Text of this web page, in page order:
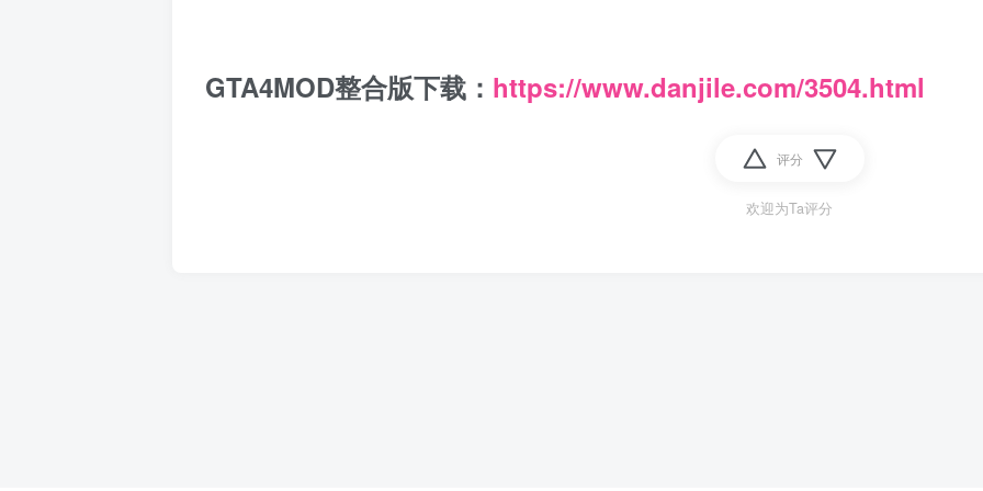
GTA4MOD整合版下载： https://www.danjile.com/3504.html
评分
欢迎为Ta评分